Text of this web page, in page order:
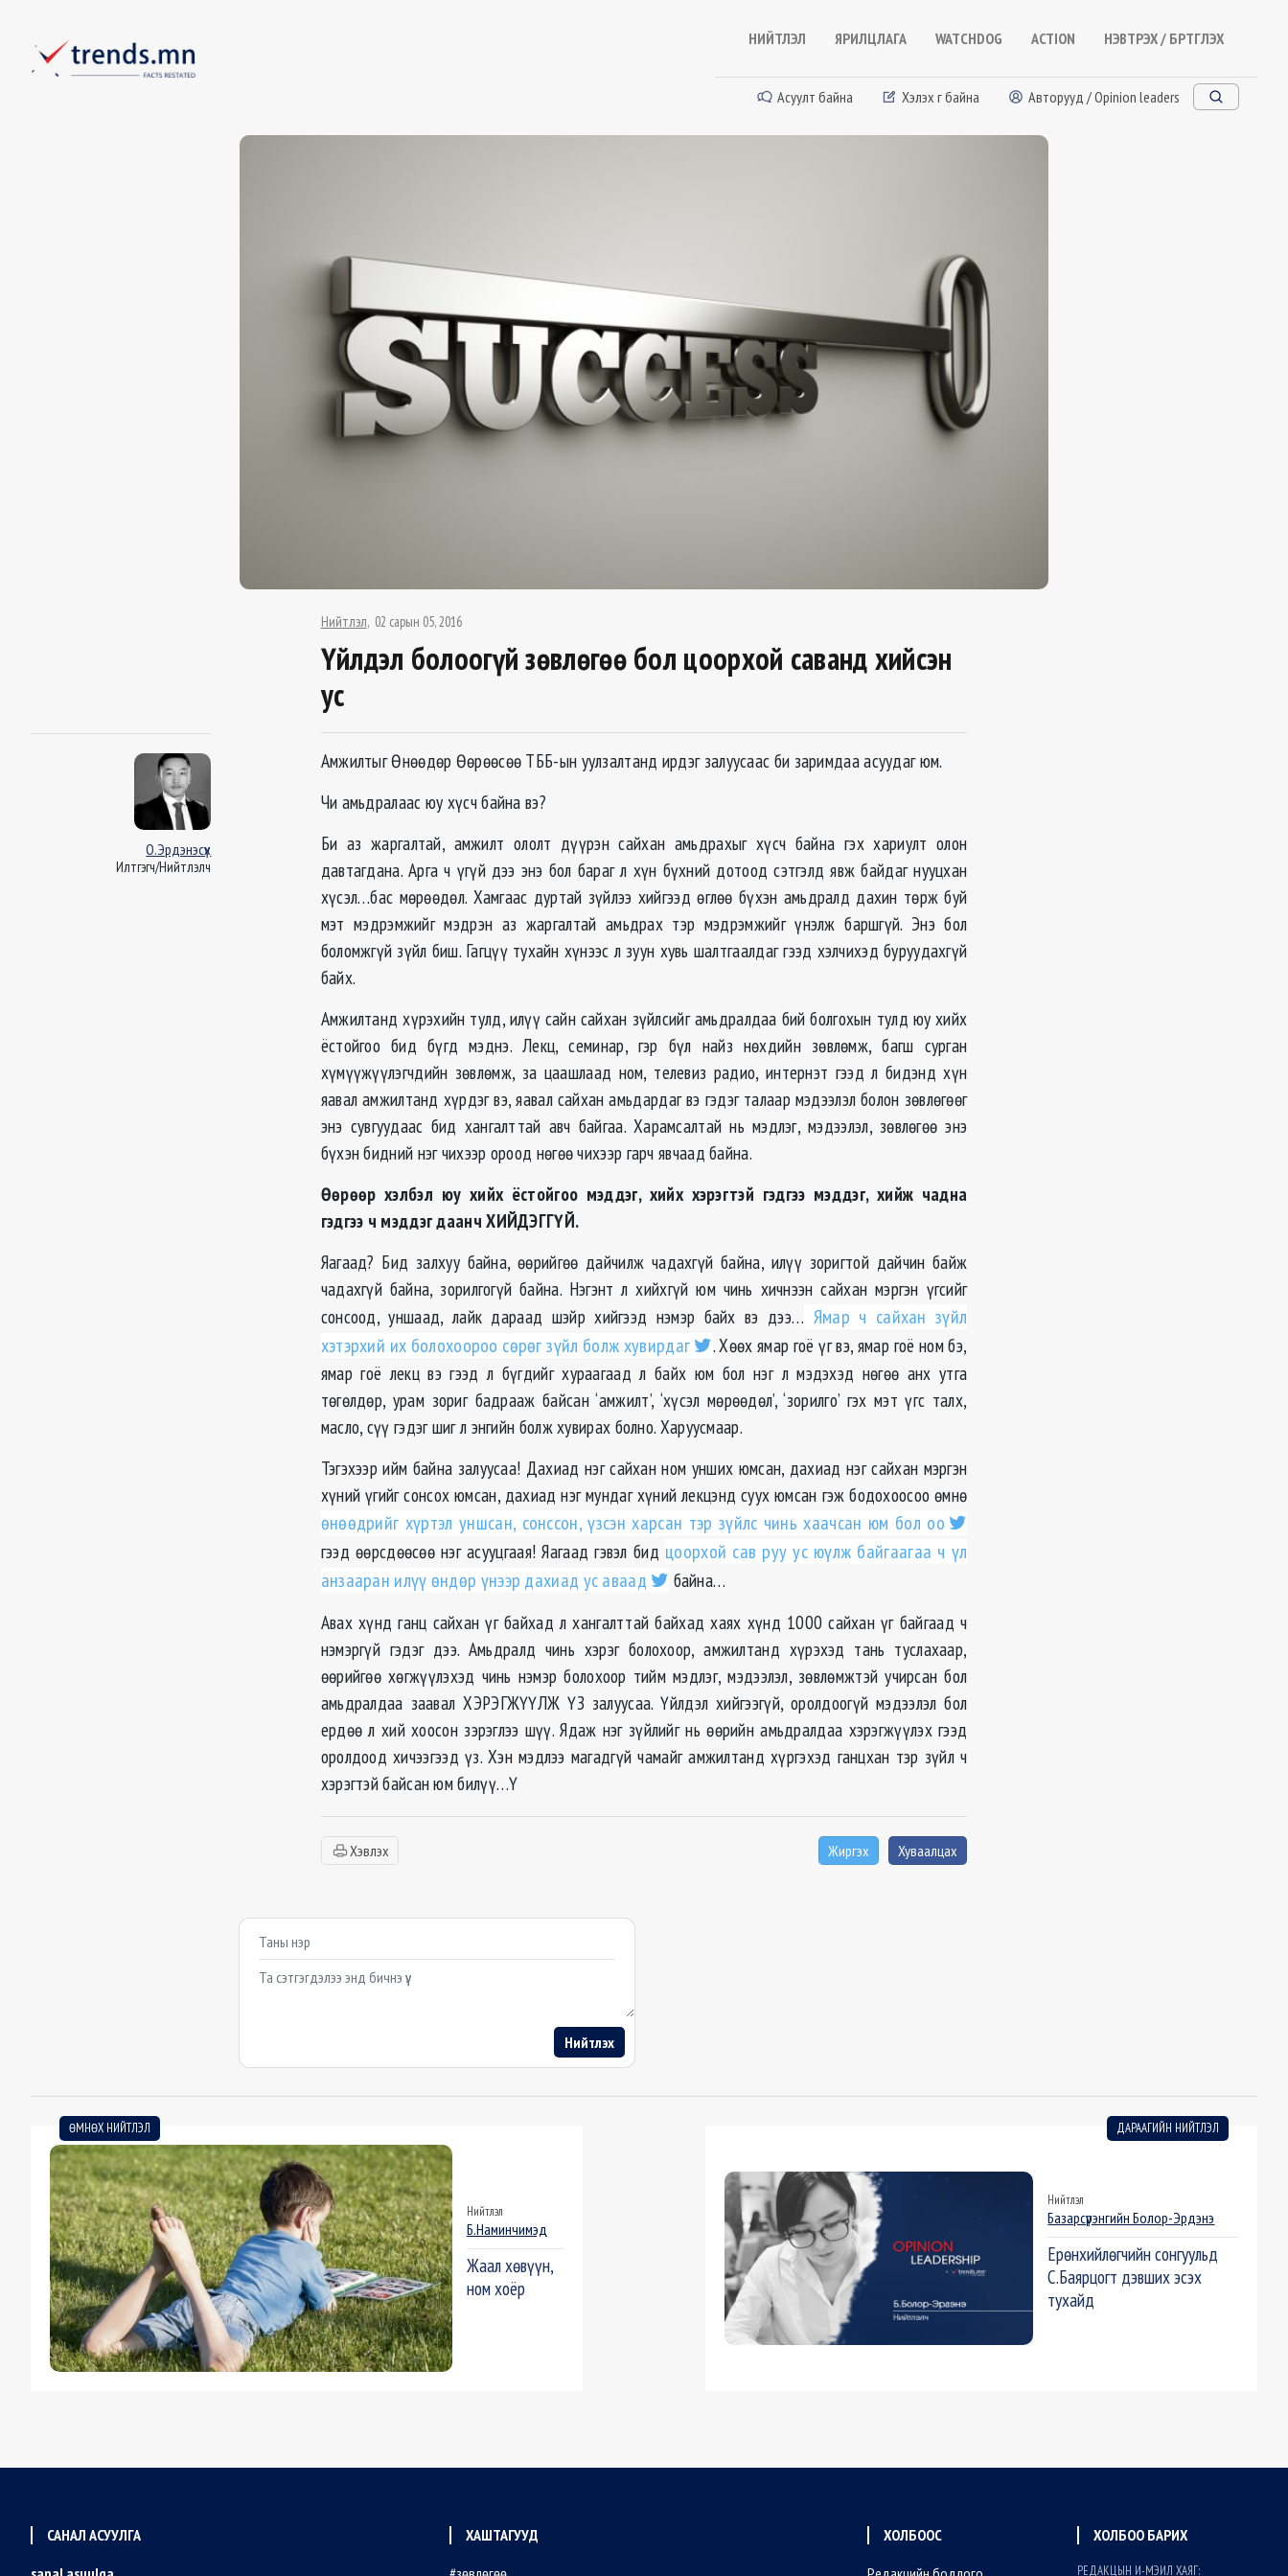
НИЙТЛЭЛ ЯРИЛЦЛАГА WATCHDOG ACTION НЭВТРЭХ / БҮРТГҮҮЛЭХ
Асуулт байна Хэлэх үг байна Авторууд / Opinion leaders
Нийтлэл 02 сарын 05, 2016
Үйлдэл болоогүй зөвлөгөө бол цоорхой саванд хийсэн
ус
О.Эрдэнэсүх
Илтгэгч/Нийтлэлч
Амжилтыг Өнөөдөр Өөрөөсөө ТББ-ын уулзалтанд ирдэг залуусаас би заримдаа асуудаг юм.
Чи амьдралаас юу хүсч байна вэ?
Би аз жаргалтай, амжилт ололт дүүрэн сайхан амьдрахыг хүсч байна гэх хариулт олон
давтагдана. Арга ч үгүй дээ энэ бол бараг л хүн бүхний дотоод сэтгэлд явж байдаг нууцхан
хүсэл…бас мөрөөдөл. Хамгаас дуртай зүйлээ хийгээд өглөө бүхэн амьдралд дахин төрж буй
мэт мэдрэмжийг мэдрэн аз жаргалтай амьдрах тэр мэдрэмжийг үнэлж баршгүй. Энэ бол
боломжгүй зүйл биш. Гагцүү тухайн хүнээс л зуун хувь шалтгаалдаг гээд хэлчихэд буруудахгүй
байх.
Амжилтанд хүрэхийн тулд, илүү сайн сайхан зүйлсийг амьдралдаа бий болгохын тулд юу хийх
ёстойгоо бид бүгд мэднэ. Лекц, семинар, гэр бүл найз нөхдийн зөвлөмж, багш сурган
хүмүүжүүлэгчдийн зөвлөмж, за цаашлаад ном, телевиз радио, интернэт гээд л бидэнд хүн
яавал амжилтанд хүрдэг вэ, яавал сайхан амьдардаг вэ гэдэг талаар мэдээлэл болон зөвлөгөөг
энэ сувгуудаас бид хангалттай авч байгаа. Харамсалтай нь мэдлэг, мэдээлэл, зөвлөгөө энэ
бүхэн бидний нэг чихээр ороод нөгөө чихээр гарч явчаад байна.
Өөрөөр хэлбэл юу хийх ёстойгоо мэддэг, хийх хэрэгтэй гэдгээ мэддэг, хийж чадна
гэдгээ ч мэддэг даанч ХИЙДЭГГҮЙ.
Яагаад? Бид залхуу байна, өөрийгөө дайчилж чадахгүй байна, илүү зоригтой дайчин байж
чадахгүй байна, зорилгогүй байна. Нэгэнт л хийхгүй юм чинь хичнээн сайхан мэргэн үгсийг
сонсоод, уншаад, лайк дараад шэйр хийгээд нэмэр байх вэ дээ… Ямар ч сайхан зүйл
хэтэрхий их болохоороо сөрөг зүйл болж хувирдаг
. Хөөх ямар гоё үг вэ, ямар гоё ном бэ,
ямар гоё лекц вэ гээд л бүгдийг хураагаад л байх юм бол нэг л мэдэхэд нөгөө анх утга
төгөлдөр, урам зориг бадрааж байсан ‘амжилт’, ‘хүсэл мөрөөдөл’, ‘зорилго’ гэх мэт үгс талх,
масло, сүү гэдэг шиг л энгийн болж хувирах болно. Харуусмаар.
Тэгэхээр ийм байна залуусаа! Дахиад нэг сайхан ном унших юмсан, дахиад нэг сайхан мэргэн
хүний үгийг сонсох юмсан, дахиад нэг мундаг хүний лекцэнд суух юмсан гэж бодохоосоо өмнө
өнөөдрийг хүртэл уншсан, сонссон, үзсэн харсан тэр зүйлс чинь хаачсан юм бол оо
гээд өөрсдөөсөө нэг асууцгаая! Яагаад гэвэл бид цоорхой сав руу ус юүлж байгаагаа ч үл
анзааран илүү өндөр үнээр дахиад ус аваад
байна…
Авах хүнд ганц сайхан үг байхад л хангалттай байхад хаях хүнд 1000 сайхан үг байгаад ч
нэмэргүй гэдэг дээ. Амьдралд чинь хэрэг болохоор, амжилтанд хүрэхэд тань туслахаар,
өөрийгөө хөгжүүлэхэд чинь нэмэр болохоор тийм мэдлэг, мэдээлэл, зөвлөмжтэй учирсан бол
амьдралдаа заавал ХЭРЭГЖҮҮЛЖ ҮЗ залуусаа. Үйлдэл хийгээгүй, оролдоогүй мэдээлэл бол
ердөө л хий хоосон зэрэглээ шүү. Ядаж нэг зүйлийг нь өөрийн амьдралдаа хэрэгжүүлэх гээд
оролдоод хичээгээд үз. Хэн мэдлээ магадгүй чамайг амжилтанд хүргэхэд ганцхан тэр зүйл ч
хэрэгтэй байсан юм билүү…Ү
Хэвлэх Жиргэх Хуваалцах
Сэтгэгдэл бичих
Example textarea
Нийтлэх
ӨМНӨХ НИЙТЛЭЛ
Нийтлэл
Б.Наминчимэд
Жаал хөвүүн,
ном хоёр
ДАРААГИЙН НИЙТЛЭЛ
Нийтлэл
Базарсүрэнгийн Болор-Эрдэнэ
Ерөнхийлөгчийн сонгуульд
С.Баярцогт дэвших эсэх
тухайд
САНАЛ АСУУЛГА
ХАШТАГУУД
ХОЛБООС
ХОЛБОО БАРИХ
РЕДАКЦЫН И-МЭИЛ ХАЯГ: